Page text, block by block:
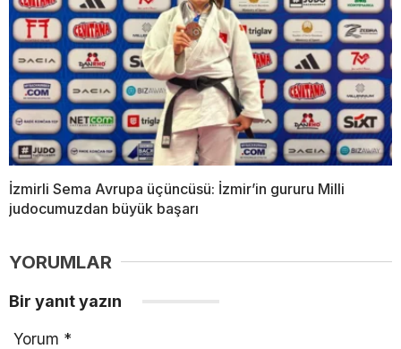
İzmirli Sema Avrupa üçüncüsü: İzmir’in gururu Milli
judocumuzdan büyük başarı
YORUMLAR
Bir yanıt yazın
Yorum *